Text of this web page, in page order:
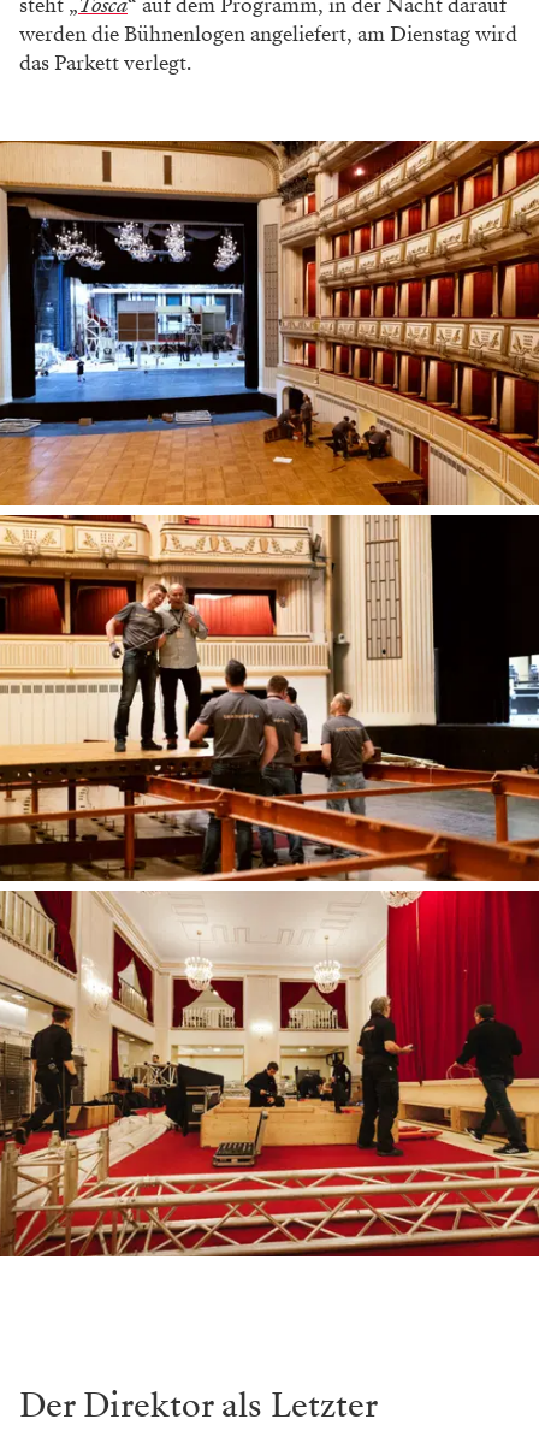
werden die Bühnenlogen angeliefert, am Dienstag wird
das Parkett verlegt.
Der Direktor als Letzter